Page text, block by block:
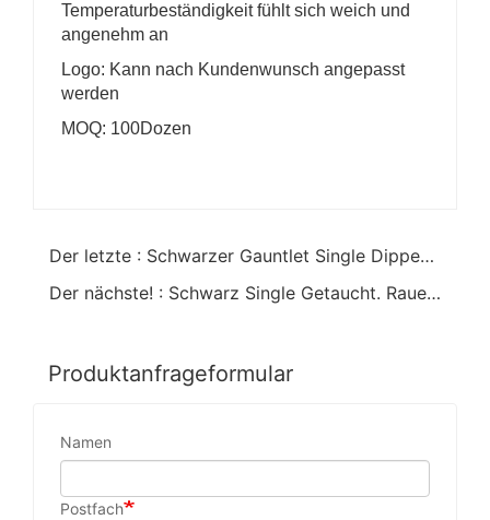
Temperaturbeständigkeit fühlt sich weich und
angenehm an
Logo: Kann nach Kundenwunsch angepasst
werden
MOQ: 100Dozen
Der letzte : Schwarzer Gauntlet Single Dipped PVC Handschuh
Der nächste! : Schwarz Single Getaucht. Raues Finish.Gauntlet PVC Handschuh
Produktanfrageformular
Namen
Postfach